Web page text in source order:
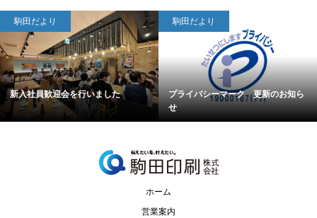
駒田だより
新入社員歓迎会を行いました
駒田だより
プライバシーマーク 更新のお知ら
せ
ホーム
営業案内